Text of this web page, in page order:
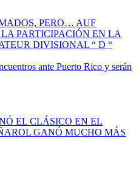
PERO… AUF
PARTICIPACIÓN EN LA
DIVISIONAL “ D “
ante Puerto Rico y serán
EL CLÁSICO EN EL
GANÓ MUCHO MÁS